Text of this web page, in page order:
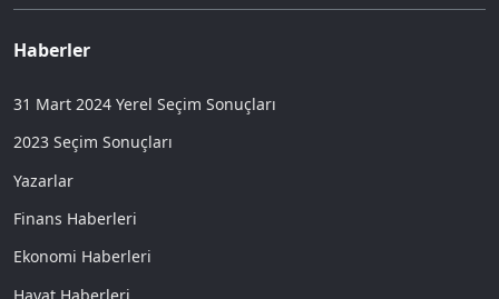
Haberler
31 Mart 2024 Yerel Seçim Sonuçları
2023 Seçim Sonuçları
Yazarlar
Finans Haberleri
Ekonomi Haberleri